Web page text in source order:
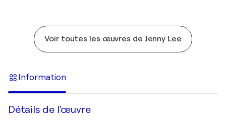
Voir toutes les œuvres de Jenny Lee
Information
Détails de l'œuvre